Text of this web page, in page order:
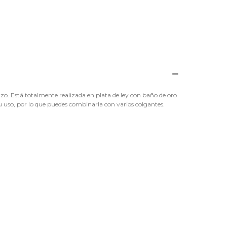
Está totalmente realizada en plata de ley con baño de oro
por lo que puedes combinarla con varios colgantes.